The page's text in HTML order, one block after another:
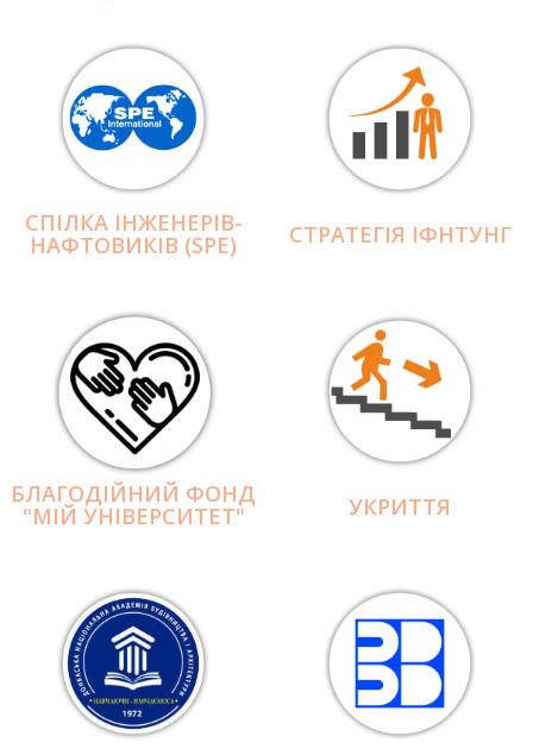
СПІЛКА ІНЖЕНЕРІВ-
НАФТОВИКІВ (SPE) СТРАТЕГІЯ ІФНТУНГ
БЛАГОДІЙНИЙ ФОНД
"МІЙ УНІВЕРСИТЕТ" УКРИТТЯ